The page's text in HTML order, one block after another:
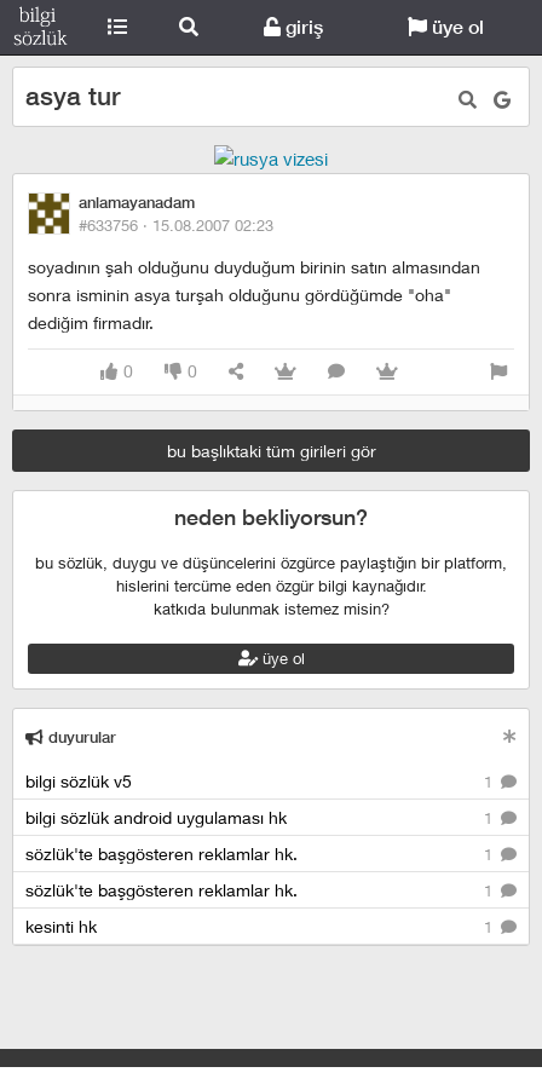
giriş üye ol
asya tur
anlamayanadam
#633756 · 15.08.2007 02:23
soyadının şah olduğunu duyduğum birinin satın almasından
sonra isminin asya turşah olduğunu gördüğümde "oha"
dediğim firmadır.
0 0
bu başlıktaki tüm girileri gör
neden bekliyorsun?
bu sözlük, duygu ve düşüncelerini özgürce paylaştığın bir platform,
hislerini tercüme eden özgür bilgi kaynağıdır.
katkıda bulunmak istemez misin?
üye ol
duyurular
1
bilgi sözlük v5
1
bilgi sözlük android uygulaması hk
1
sözlük'te başgösteren reklamlar hk.
1
sözlük'te başgösteren reklamlar hk.
1
kesinti hk